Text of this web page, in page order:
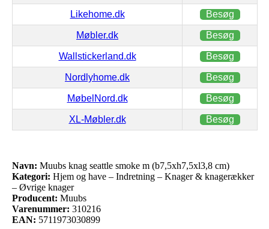
Likehome.dk Besøg
Møbler.dk Besøg
Wallstickerland.dk Besøg
Nordlyhome.dk Besøg
MøbelNord.dk Besøg
XL-Møbler.dk Besøg
Navn: Muubs knag seattle smoke m (b7,5xh7,5xl3,8 cm)
Kategori: Hjem og have – Indretning – Knager & knagerækker
– Øvrige knager
Producent: Muubs
Varenummer: 310216
EAN: 5711973030899